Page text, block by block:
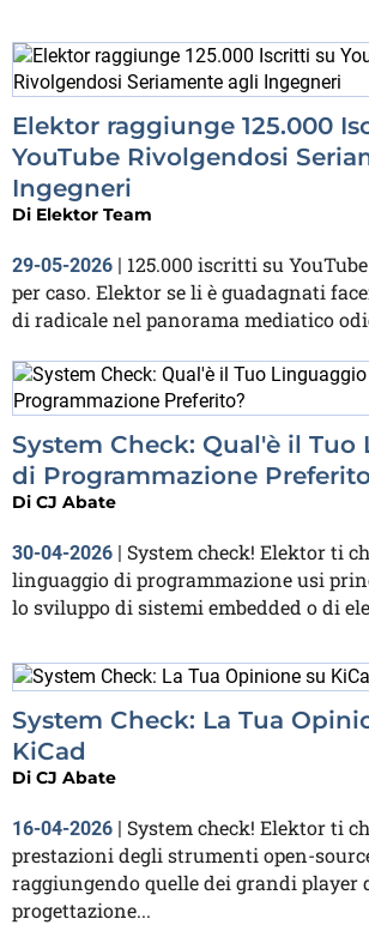
Elektor raggiunge 125.000
YouTube Rivolgendosi
Ingegneri
Di Elektor Team
29-05-2026 | 125.000 iscritti su
per caso. Elektor se li è guadagnati
di radicale nel panorama mediatico
System Check: Qual'è il
di Programmazione
Di CJ Abate
30-04-2026 | System check! Elektor ti
linguaggio di programmazione usi
lo sviluppo di sistemi embedded o di
System Check: La Tua
KiCad
Di CJ Abate
16-04-2026
System check! Elektor ti
prestazioni degli strumenti open-
raggiungendo quelle dei grandi player
progettazione...